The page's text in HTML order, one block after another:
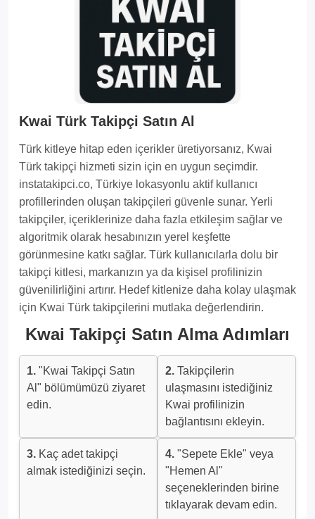
Kwai Türk Takipçi Satın Al
Türk kitleye hitap eden içerikler üretiyorsanız, Kwai
Türk takipçi hizmeti sizin için en uygun seçimdir.
instatakipci.co, Türkiye lokasyonlu aktif kullanıcı
profillerinden oluşan takipçileri güvenle sunar. Yerli
takipçiler, içeriklerinize daha fazla etkileşim sağlar ve
algoritmik olarak hesabınızın yerel keşfette
görünmesine katkı sağlar. Türk kullanıcılarla dolu bir
takipçi kitlesi, markanızın ya da kişisel profilinizin
güvenilirliğini artırır. Hedef kitlenize daha kolay ulaşmak
için Kwai Türk takipçilerini mutlaka değerlendirin.
Kwai Takipçi Satın Alma Adımları
1. "Kwai Takipçi Satın
Al" bölümümüzü ziyaret
edin.
2. Takipçilerin
ulaşmasını istediğiniz
Kwai profilinizin
bağlantısını ekleyin.
3. Kaç adet takipçi
almak istediğinizi seçin.
4. "Sepete Ekle" veya
"Hemen Al"
seçeneklerinden birine
tıklayarak devam edin.